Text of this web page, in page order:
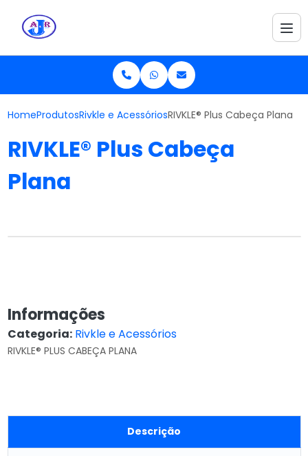
HomeProdutosRivkle e AcessóriosRIVKLE® Plus Cabeça Plana
RIVKLE® Plus Cabeça
Plana
Informações
Categoria: Rivkle e Acessórios
RIVKLE® PLUS CABEÇA PLANA
Descrição